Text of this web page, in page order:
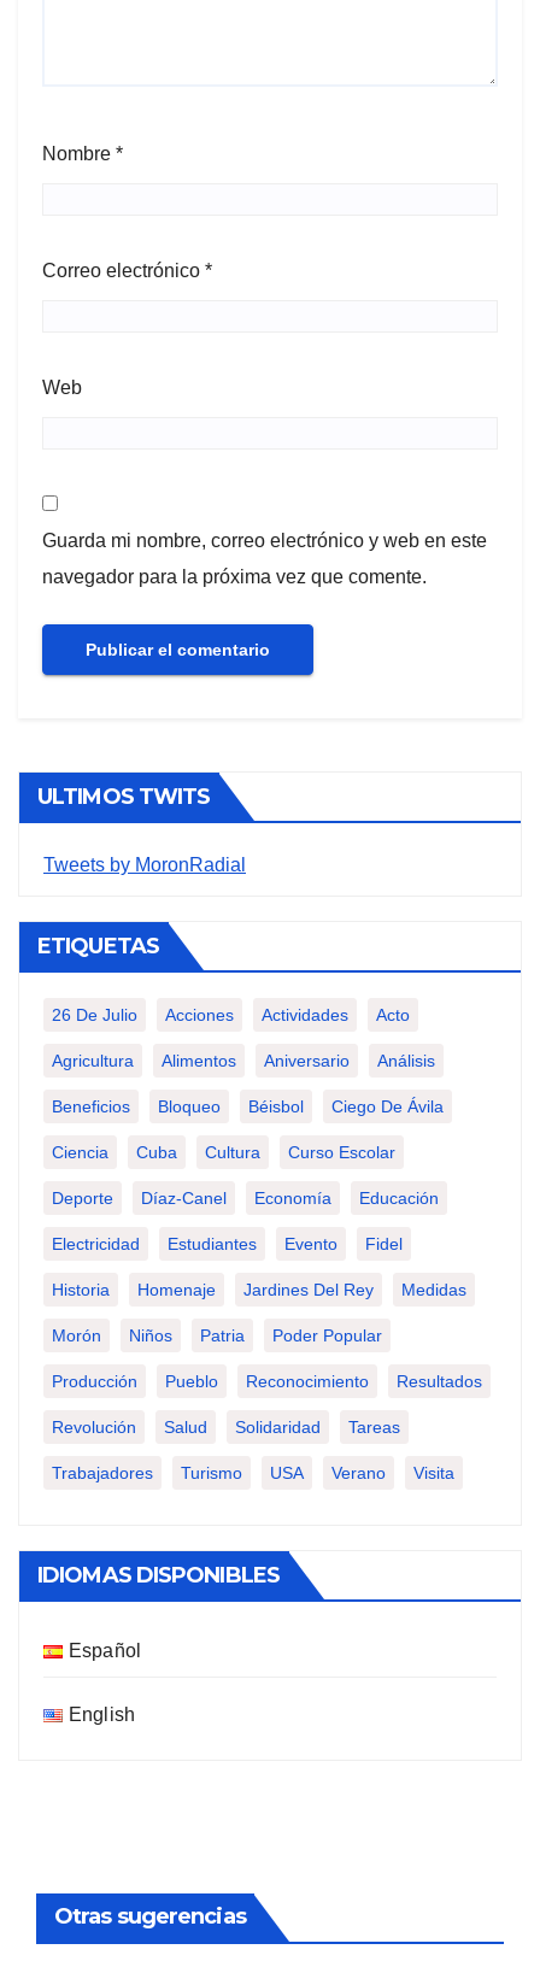
Nombre *
Correo electrónico *
Web
Guarda mi nombre, correo electrónico y web en este
navegador para la próxima vez que comente.
ULTIMOS TWITS
Tweets by MoronRadial
ETIQUETAS
26 De Julio Acciones Actividades Acto
Agricultura Alimentos Aniversario Análisis
Beneficios Bloqueo Béisbol Ciego De Ávila
Ciencia Cuba Cultura Curso Escolar
Deporte Díaz-Canel Economía Educación
Electricidad Estudiantes Evento Fidel
Historia Homenaje Jardines Del Rey Medidas
Morón Niños Patria Poder Popular
Producción Pueblo Reconocimiento Resultados
Revolución Salud Solidaridad Tareas
Trabajadores Turismo USA Verano Visita
IDIOMAS DISPONIBLES
Español
English
Otras sugerencias